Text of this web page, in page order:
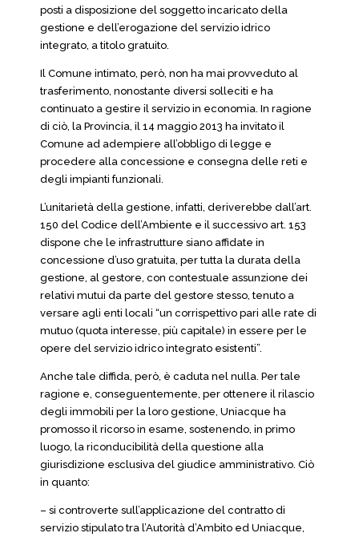
posti a disposizione del soggetto incaricato della
gestione e dell’erogazione del servizio idrico
integrato, a titolo gratuito.
Il Comune intimato, però, non ha mai provveduto al
trasferimento, nonostante diversi solleciti e ha
continuato a gestire il servizio in economia. In ragione
di ciò, la Provincia, il 14 maggio 2013 ha invitato il
Comune ad adempiere all’obbligo di legge e
procedere alla concessione e consegna delle reti e
degli impianti funzionali.
L’unitarietà della gestione, infatti, deriverebbe dall’art.
150 del Codice dell’Ambiente e il successivo art. 153
dispone che le infrastrutture siano affidate in
concessione d’uso gratuita, per tutta la durata della
gestione, al gestore, con contestuale assunzione dei
relativi mutui da parte del gestore stesso, tenuto a
versare agli enti locali “un corrispettivo pari alle rate di
mutuo (quota interesse, più capitale) in essere per le
opere del servizio idrico integrato esistenti”.
Anche tale diffida, però, è caduta nel nulla. Per tale
ragione e, conseguentemente, per ottenere il rilascio
degli immobili per la loro gestione, Uniacque ha
promosso il ricorso in esame, sostenendo, in primo
luogo, la riconducibilità della questione alla
giurisdizione esclusiva del giudice amministrativo. Ciò
in quanto:
– si controverte sull’applicazione del contratto di
servizio stipulato tra l’Autorità d’Ambito ed Uniacque,